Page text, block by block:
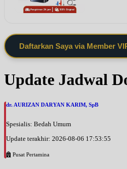
Daftarkan Saya via Member
Update Jadwal
dr. AURIZAN DARYAN KARIM, SpB
Spesialis: Bedah Umum
Update terakhir: 2026-08-06 17:53:55
Pusat Pertamina